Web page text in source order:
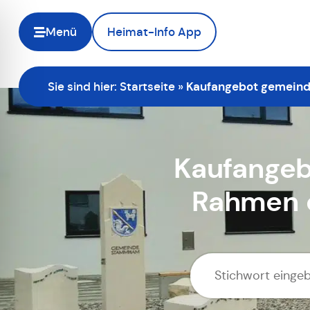
Menü Heimat-Info App
Sie sind hier: Startseite » Kaufangebot